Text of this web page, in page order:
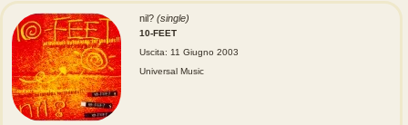
nil? (single)
10-FEET
Uscita: 11 Giugno 2003
Universal Music